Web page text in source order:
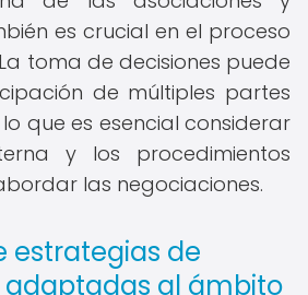
es crucial en el proceso
toma de decisiones puede
de múltiples partes
que es esencial considerar
y los procedimientos
las negociaciones.
estrategias de
al ámbito